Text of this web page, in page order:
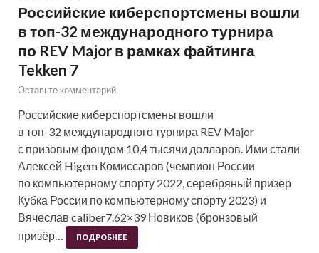
Российские киберспортсмены вошли
в топ-32 международного турнира
по REV Major в рамках файтинга
Tekken 7
Оставьте комментарий
Российские киберспортсмены вошли
в топ-32 международного турнира REV Major
с призовым фондом 10,4 тысячи долларов. Ими стали
Алексей Higem Комиссаров (чемпион России
по компьютерному спорту 2022, серебряный призёр
Кубка России по компьютерному спорту 2023) и
Вячеслав caliber7.62×39 Новиков (бронзовый
призёр…
ПОДРОБНЕЕ